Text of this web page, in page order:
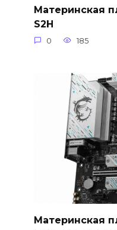
Материнская
S2H
0 185
Материнская